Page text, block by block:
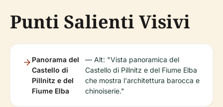
Punti Salienti Visivi
Panorama del
Castello di
Pillnitz e del
Fiume Elba
— Alt: "Vista panoramica del
Castello di Pillnitz e del Fiume Elba
che mostra l'architettura barocca e
chinoiserie."